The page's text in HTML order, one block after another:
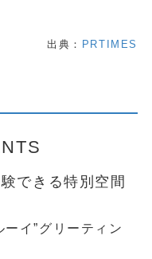
出典： PRTIMES
できる特別空間
イ”グリーティン